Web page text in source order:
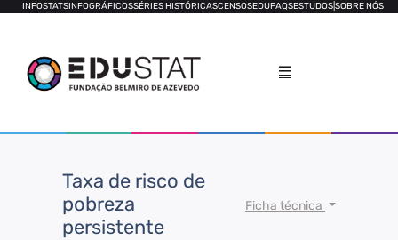
INFOSTATSINFOGRÁFICOSSÉRIES HISTÓRICASCENSOSEDUFAQSESTUDOSSOBRE NÓS
Taxa de risco de
pobreza
persistente
Ficha técnica